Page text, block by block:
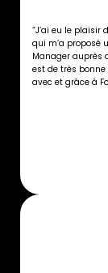
“J’ai eu le plaisir
qui m’a proposé
Manager auprès
est de très
avec et grâce à